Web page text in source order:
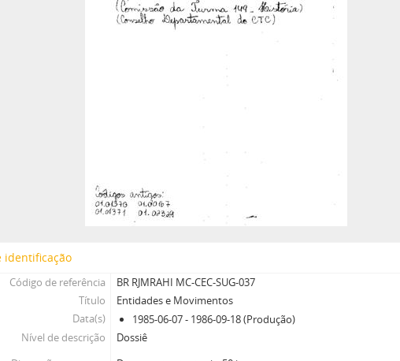
identificação
Código de referência
BR RJMRAHI MC-CEC-SUG-037
Título
Entidades e Movimentos
Data(s)
1985-06-07 - 1986-09-18 (Produção)
Nível de descrição
Dossiê